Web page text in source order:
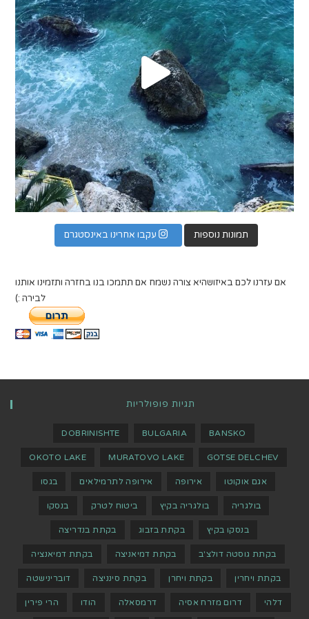
תמונות נוספות עקבו אחרינו באינסטגרם
אם עזרנו לכם באיזושהיא צורה נשמח אם תתמכו בנו בחזרה ותזמינו אותנו
לבירה :)
תגיות פופולריות
BANSKO
BULGARIA
DOBRINISHTE
GOTSE DELCHEV
MURATOVO LAKE
OKOTO LAKE
אגם אוקוטו אירופה אירופה לתרמילאים בגסו
בולגריה בולגריה בקיץ ביטוח לטרק בנסקו
בנסקו בקיץ בקתת בזבוג בקתת בנדריצה
בקתת גוסטה דולצ'ב בקתת דמיאניצה בקתת דמיאנציה
בקתת ויחרין בקתת ויחרן בקתת סינניצה דוברינישטה
דלהי דרום מזרח אסיה דרמסאלה הודו הרי פירין